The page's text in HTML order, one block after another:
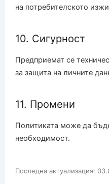
на потребителското
10. Сигурност
Предприемат се
за защита на личните
11. Промени
Политиката може да
необходимост.
Последна актуализация: